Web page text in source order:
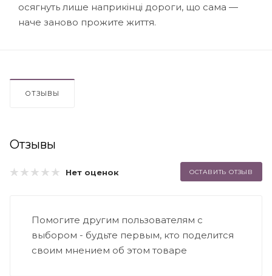
осягнуть лише наприкінці дороги, що сама —
наче заново прожите життя.
ОТЗЫВЫ
Отзывы
Нет оценок ОСТАВИТЬ ОТЗЫВ
Помогите другим пользователям с
выбором - будьте первым, кто поделится
своим мнением об этом товаре